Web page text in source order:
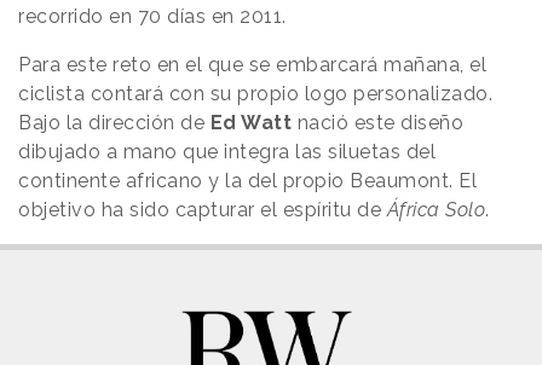
recorrido en 70 días en 2011.
Para este reto en el que se embarcará mañana, el
ciclista contará con su propio logo personalizado.
Bajo la dirección de Ed Watt nació este diseño
dibujado a mano que integra las siluetas del
continente africano y la del propio Beaumont. El
objetivo ha sido capturar el espíritu de África Solo.